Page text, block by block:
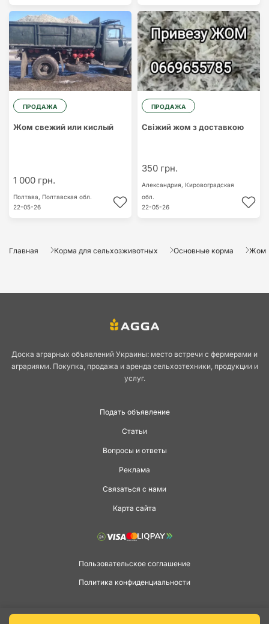
ПРОДАЖА
Жом свежий или кислый
1 000 грн.
Полтава, Полтавская обл.
22-05-26
ПРОДАЖА
Свіжий жом з доставкою
350 грн.
Александрия, Кировоградская
обл.
22-05-26
Главная Корма для сельхозживотных Основные корма Жом
Доска аграрных объявлений Украины: место встречи с фермерами и
аграриями. Покупка, продажа и аренда сельхозтехники, продукции и
услуг.
Подать объявление
Статьи
Вопросы и ответы
Реклама
Связаться с нами
Карта сайта
Пользовательское соглашение
Политика конфиденциальности